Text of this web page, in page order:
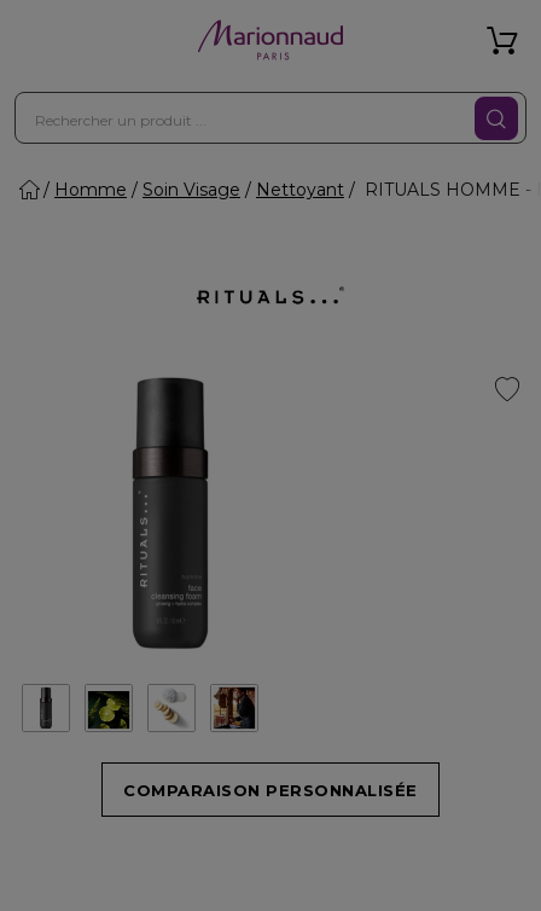
Homme Soin Visage Nettoyant RITUALS HOMME
COMPARAISON PERSONNALISÉE